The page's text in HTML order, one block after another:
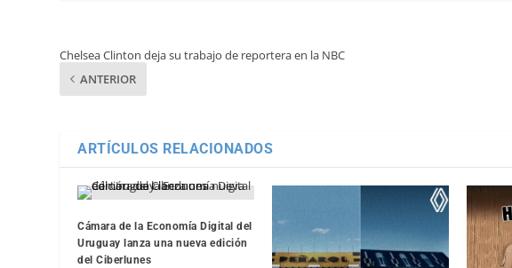
Chelsea Clinton deja su trabajo de reportera en la NBC
ANTERIOR
ARTÍCULOS RELACIONADOS
Cámara de la Economía Digital del
Uruguay lanza una nueva edición
del Ciberlunes